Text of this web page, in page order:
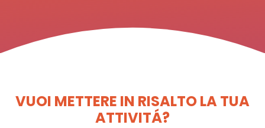
VUOI METTERE IN RISALTO LA TUA
ATTIVITÁ?